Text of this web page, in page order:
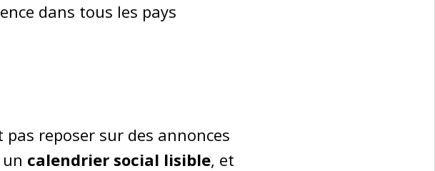
dans tous les pays
reposer sur des annonces
un calendrier social lisible, et